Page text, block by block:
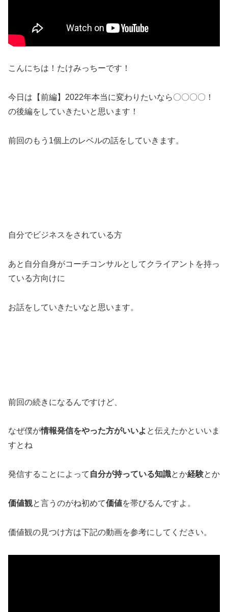
こんにちは！たけみっちーです！
今日は【前編】2022年本当に変わりたいなら〇〇〇〇！
の後編をしていきたいと思います！
前回のもう1個上のレベルの話をしていきます。
自分でビジネスをされている方
あと自分自身がコーチコンサルとしてクライアントを持っ
ている方向けに
お話をしていきたいなと思います。
前回の続きになるんですけど、
なぜ僕が情報発信をやった方がいいよ と伝えたかといいま
すとね
発信することによって 自分が持っている知識とか経験とか
価値観と言うのがね初めて価値を帯びるんですよ。
価値観の見つけ方は下記の動画を参考にしてください。